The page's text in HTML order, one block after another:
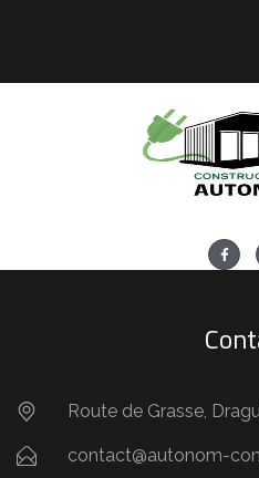
Route de Grasse,
contact@autonom-